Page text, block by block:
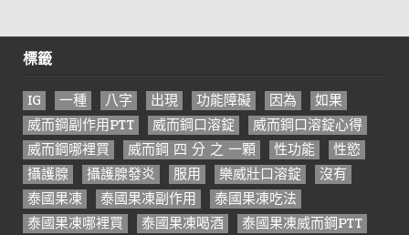
標籤
IG 一種 八字 出現 功能障礙 因為
如果
威而鋼副作用PTT
威而鋼口溶錠
威而鋼口溶錠心得
威而鋼哪裡買
威而鋼 四 分 之 一顆 性功能
性慾
攝護腺
攝護腺發炎 服用 樂威壯口溶錠
沒有
泰國果凍
泰國果凍副作用
泰國果凍吃法
泰國果凍哪裡買
泰國果凍喝酒
泰國果凍威而鋼PTT